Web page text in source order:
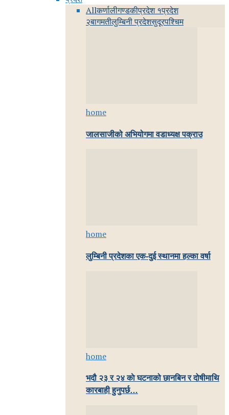
Allकर्णालीगण्डकीप्रदेश १प्रदेश
२बागमतीलुम्बिनी प्रदेशसुदूरपश्चिम
home
जालसाजीको अभियोगमा वडाध्यक्ष पक्राउ
home
लुम्बिनी प्रदेशका एक-दुई स्थानमा हल्का वर्षा
home
भदौ २३ र २४ काे घटनाको छानबिन र दोषीमाथि
कारबाही हुनुपर्छ…